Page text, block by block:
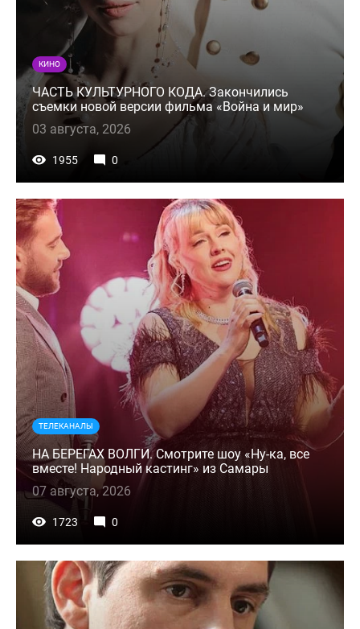
КИНО
ЧАСТЬ КУЛЬТУРНОГО КОДА. Закончились
съемки новой версии фильма «Война и мир»
03 августа, 2026
1955 0
ТЕЛЕКАНАЛЫ
НА БЕРЕГАХ ВОЛГИ. Смотрите шоу «Ну-ка, все
вместе! Народный кастинг» из Самары
07 августа, 2026
1723 0